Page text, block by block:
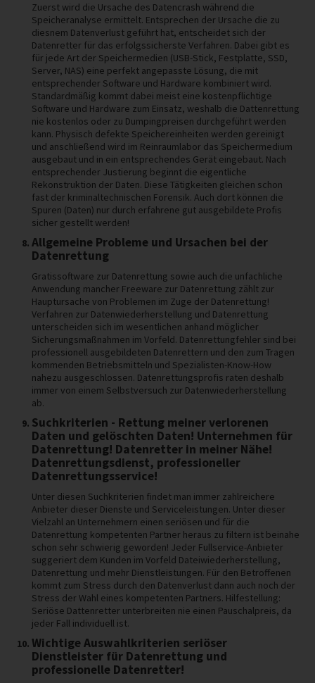
Zuerst wird die Ursache des Datencrash während die
Speicheranalyse ermittelt. Entsprechen der Ursache die zu
diesnem Datenverlust geführt hat, entscheidet sich der
Datenretter für das erfolgssicherste Verfahren. Dabei gibt es
für jede Art der Speichermedien (USB-Stick, Festplatte, SSD,
Server, NAS) eine perfekt angepasste Lösung, die mit
entsprechender Software und Hardware kombiniert wird.
Standardmäßig kommt dabei meist eine kostenpflichtige
Software und Hardware zum Einsatz, weshalb die Dattenrettung
nie kostenlos oder zu Dumpingpreisen durchgeführt werden
kann. Physisch defekte Speichereinheiten werden gereinigt
und anschließend wird im Reinraumlabor das Speichermedium
ausgebaut und in ein entsprechendes Gerät eingebaut. Nach
entsprechender Justierung beginnt die eigentliche
Rekonstruktion der Daten. Diese Tätigkeiten gleichen schon
fast der kriminaltechnischen Forensik. Auch dort können die
Spuren (Daten) nur durch erfahrene gut ausgebildete Profis
sicher gestellt werden!
Allgemeine Probleme und Ursachen bei der
Datenrettung
Gratissoftware zur Datenrettung sowie auch die unfachliche
Anwendung mancher Freeware zur Datenrettung zählt zur
Hauptursache von Problemen im Zuge der Datenrettung!
Verfahren zur Datenwiederherstellung und Datenrettung
unterscheiden sich im wesentlichen anhand möglicher
Sicherungsmaßnahmen im Vorfeld. Datenrettungfehler sind bei
professionell ausgebildeten Datenrettern und den zum Tragen
kommenden Betriebsmitteln und Spezialisten-Know-How
nahezu ausgeschlossen. Datenrettungsprofis raten deshalb
immer von einem Selbstversuch zur Datenwiederherstellung
ab.
Suchkriterien - Rettung meiner verlorenen
Daten und gelöschten Daten! Unternehmen für
Datenrettung! Datenretter in meiner Nähe!
Datenrettungsdienst, professioneller
Datenrettungsservice!
Unter diesen Suchkriterien findet man immer zahlreichere
Anbieter dieser Dienste und Serviceleistungen. Unter dieser
Vielzahl an Unternehmern einen seriösen und für die
Datenrettung kompetenten Partner heraus zu filtern ist beinahe
schon sehr schwierig geworden! Jeder Fullservice-Anbieter
suggeriert dem Kunden im Vorfeld Dateiwiederherstellung,
Datenrettung und mehr Dienstleistungen. Für den Betroffenen
kommt zum Stress durch den Datenverlust dann auch noch der
Stress der Wahl eines kompetenten Partners. Hilfestellung:
Seriöse Dattenretter unterbreiten nie einen Pauschalpreis, da
jeder Fall individuell ist.
Wichtige Auswahlkriterien seriöser
Dienstleister für Datenrettung und
professionelle Datenretter!